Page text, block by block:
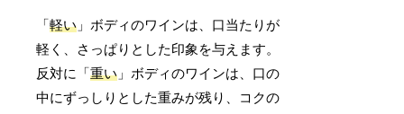
「軽い 」ボディのワインは、口当たりが
軽く、さっぱりとした印象を与えます。
反対に「重い 」ボディのワインは、口の
中にずっしりとした重みが残り、コクの